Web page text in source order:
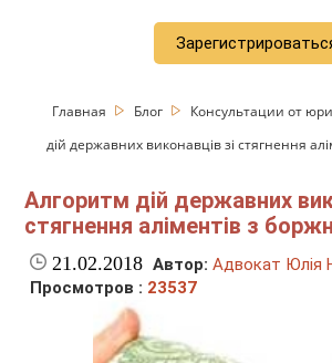
Главная Блог Консультации от
дій державних виконавців зі стягнення
Алгоритм дій державних
стягнення аліментів з
21.02.2018 Автор: Адвокат Юлія
Просмотров : 23537